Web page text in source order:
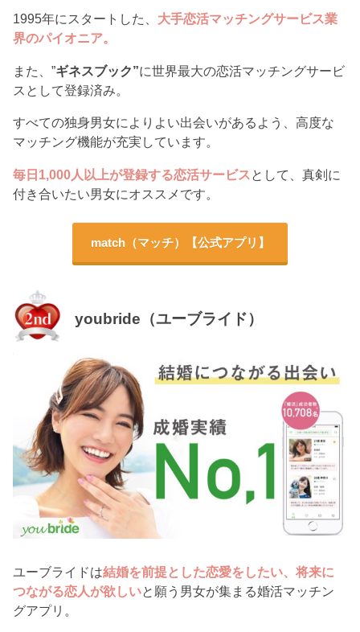
1995年にスタートした、 大手恋活マッチングサービス業
界のパイオニア。
また、”ギネスブック”に世界最大の恋活マッチングサービ
スとして登録済み。
すべての独身男女によりよい出会いがあるよう、高度な
マッチング機能が充実しています。
毎日1,000人以上が登録する恋活サービス として、真剣に
付き合いたい男女にオススメです。
match（マッチ）【公式アプリ】
youbride（ユーブライド）
ユーブライドは結婚を前提とした恋愛をしたい、将来に
つながる恋人が欲しいと願う男女が集まる婚活マッチン
グアプリ。